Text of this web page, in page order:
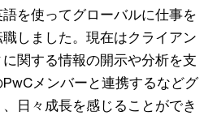
を使ってグローバルに仕事を
しました。現在はクライアン
関する情報の開示や分析を支
メンバーと連携するなどグ
日々成長を感じることができ